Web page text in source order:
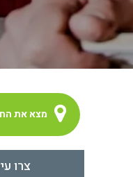
מצא את
צרו